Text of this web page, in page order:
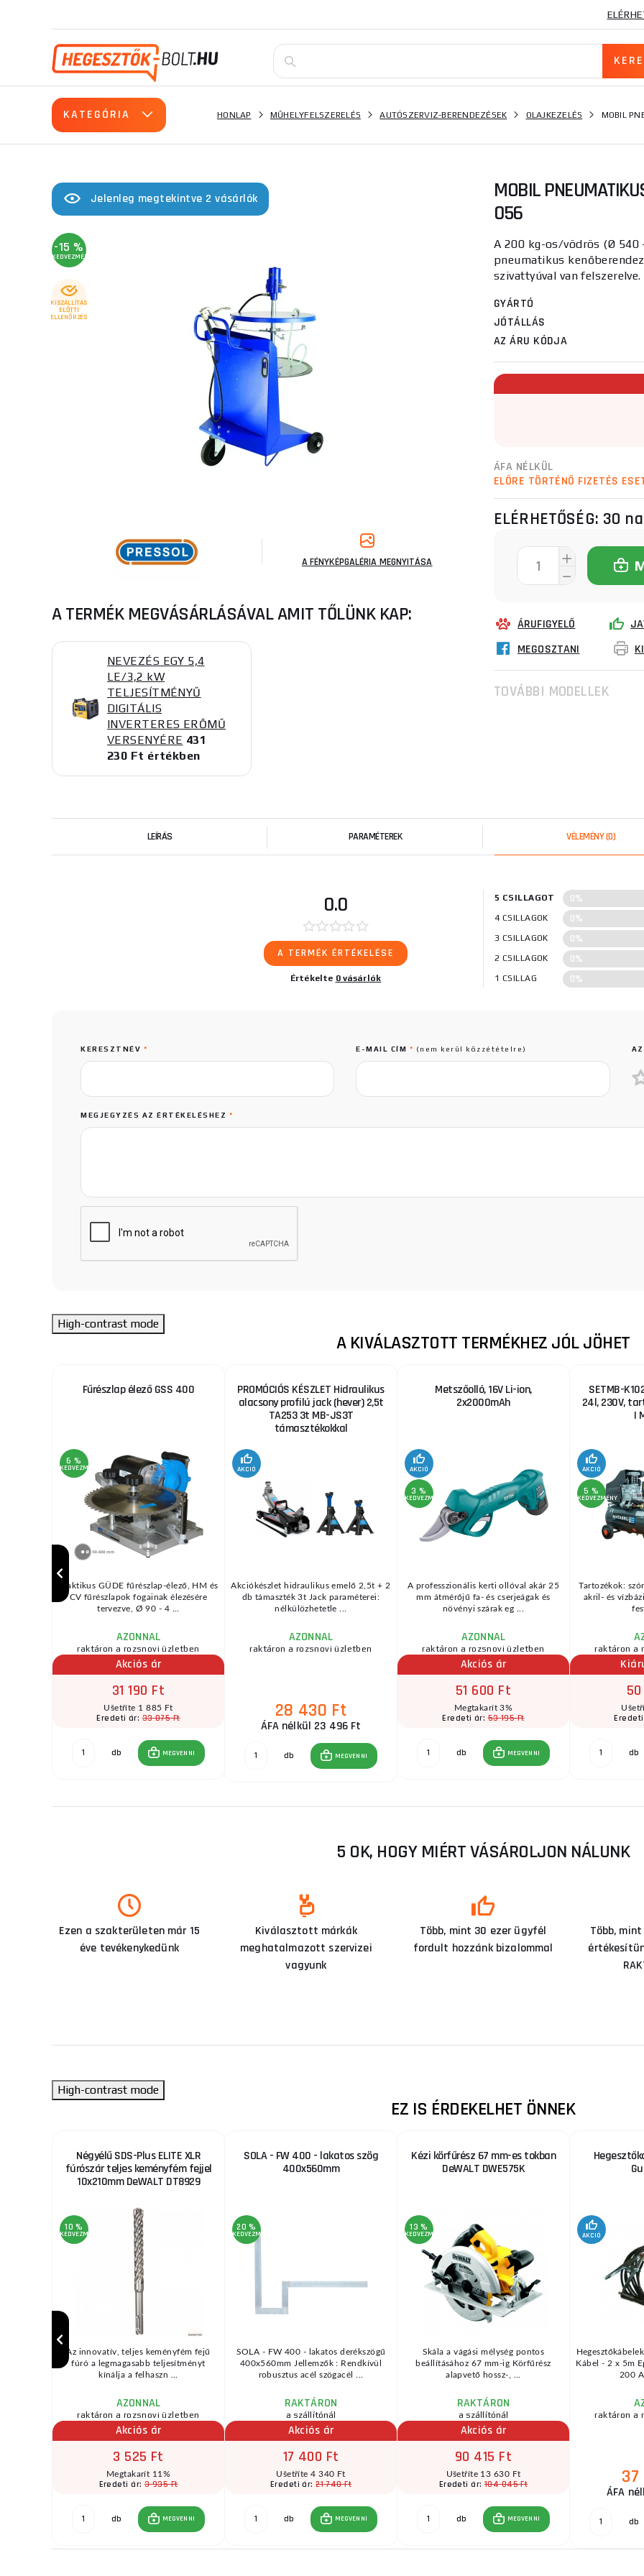
KATEGÓRIA HONLAP MŰHELYFELSZERELÉS AUTÓSZERVIZ-BERENDEZÉSEK OLAJKEZELÉS MOBIL
Jelenleg megtekintve 2 vásárlók
-15 %
KEDVEZMÉNY
KISZÁLLÍTÁS
ELŐTTI
ELLENŐRZÉS
A FÉNYKÉPGALÉRIA MEGNYITÁSA
A TERMÉK MEGVÁSÁRLÁSÁVAL AMIT TŐLÜNK KAP:
NEVEZÉS EGY 5,4
LE/3,2 kW
TELJESÍTMÉNYŰ
DIGITÁLIS
INVERTERES ERŐMŰ
VERSENYÉRE 431
230 Ft értékben
MOBIL
056
A 200 kg-os/vödrös (Ø 540
pneumatikus
szivattyúval van felszerelve.
GYÁRTÓ
JÓTÁLLÁS
AZ ÁRU KÓDJA
ÁFA NÉLKÜL
ELŐRE TÖRTÉNŐ FIZETÉS
ELÉRHETŐSÉG: 30
ÁRUFIGYELŐ
MEGOSZTANI
TOVÁBBI MODELLEK
LEÍRÁS PARAMÉTEREK VÉLEMÉNY(0)
0.0
A TERMÉK ÉRTÉKELÉSE
Értékelte 0 vásárlók
5 CSILLAGOT 0%
4 CSILLAGOK 0%
3 CSILLAGOK 0%
2 CSILLAGOK 0%
1 CSILLAG 0%
KERESZTNÉV * E-MAIL CÍM * (nem kerül közzétételre)
MEGJEGYZÉS AZ ÉRTÉKELÉSHEZ *
High-contrast mode
A KIVÁLASZTOTT TERMÉKHEZ JÓL JÖHET
Fűrészlap élező GSS 400
6 %
KEDVEZMÉNY
Praktikus GÜDE fűrészlap-élező, HM és
CV fűrészlapok fogainak élezésére
tervezve, Ø 90 - 4 ...
AZONNAL
raktáron a rozsnovi üzletben
Akciós ár
31 190 Ft
Ušetříte 1 885 Ft
Eredeti ár:33 075 Ft
db MEGVENNI
PROMÓCIÓS KÉSZLET Hidraulikus
alacsony profilú jack (hever) 2,5t
TA253 3t MB-JS3T
támasztékokkal
AKCIÓ
Akciókészlet hidraulikus emelő 2,5t + 2
db támaszték 3t Jack paraméterei:
nélkülözhetetle ...
AZONNAL
raktáron a rozsnovi üzletben
28 430 Ft
ÁFA nélkül 23 496 Ft
db MEGVENNI
Metszőolló, 16V Li-ion,
2x2000mAh
AKCIÓ
3 %
KEDVEZMÉNY
A professzionális kerti ollóval akár 25
mm átmérőjű fa- és cserjeágak és
növényi szárak eg ...
AZONNAL
raktáron a rozsnovi üzletben
Akciós ár
51 600 Ft
Megtakarít 3%
Eredeti ár:53 195 Ft
db MEGVENNI
SETMB-
24l, 230V,
|
AKCIÓ
5 %
KEDVEZMÉNY
Tartozékok:
akril- és
raktáron a
db
5 OK, HOGY MIÉRT VÁSÁROLJON NÁLUNK
Ezen a szakterületen már 15
éve tevékenykedünk
Kiválasztott márkák
meghatalmazott szervizei
vagyunk
Több, mint 30 ezer ügyfél
fordult hozzánk bizalommal
Több,
High-contrast mode
EZ IS ÉRDEKELHET ÖNNEK
Négyélű SDS-Plus ELITE XLR
fúrószár teljes keményfém fejjel
10x210mm DeWALT DT8929
10 %
KEDVEZMÉNY
Az innovatív, teljes keményfém fejű
fúró a legmagasabb teljesítményt
kínálja a felhaszn ...
AZONNAL
raktáron a rozsnovi üzletben
Akciós ár
3 525 Ft
Megtakarít 11%
Eredeti ár:3 935 Ft
db MEGVENNI
SOLA - FW 400 - lakatos szög
400x560mm
20 %
KEDVEZMÉNY
SOLA - FW 400 - lakatos derékszögű
400x560mm Jellemzők : Rendkívül
robusztus acél szögacél ...
RAKTÁRON
a szállítónál
Akciós ár
17 400 Ft
Ušetříte 4 340 Ft
Eredeti ár:21 740 Ft
db MEGVENNI
Kézi körfűrész 67 mm-es tokban
DeWALT DWE575K
13 %
KEDVEZMÉNY
Skála a vágási mélység pontos
beállításához 67 mm-ig Körfűrész
alapvető hossz-, ...
RAKTÁRON
a szállítónál
Akciós ár
90 415 Ft
Ušetříte 13 630 Ft
Eredeti ár: 104 045 Ft
db MEGVENNI
AKCIÓ
Kábel - 2 x 5m
200
raktáron a
ÁFA
db